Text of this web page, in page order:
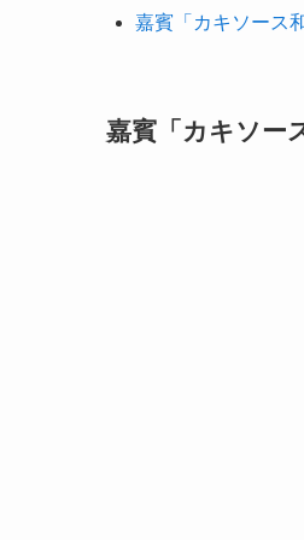
嘉賓「カキソース
嘉賓「カキソー